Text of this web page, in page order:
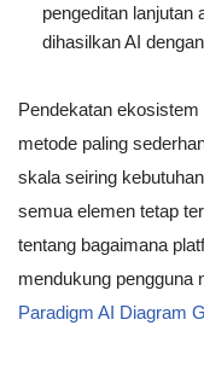
pengeditan lanjutan
dihasilkan AI
Pendekatan
metode paling
skala seiring
semua elemen tetap
tentang bagaimana
mendukung pengguna
Paradigm AI Diagram